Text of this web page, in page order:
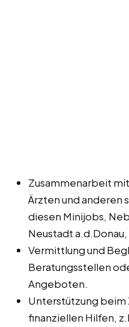
Zusammenarbeit
Ärzten und anderen
diesen Minijobs,
Neustadt a.d.Donau,
Vermittlung und
Beratungsstellen
Angeboten.
Unterstützung beim
finanziellen Hilfen,